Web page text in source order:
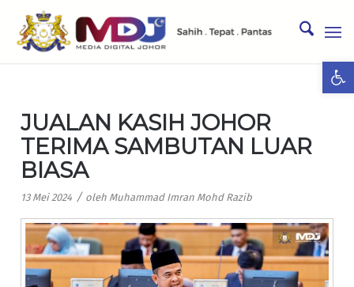
JUALAN KASIH JOHOR
TERIMA SAMBUTAN LUAR
BIASA
13 Mei 2024 / oleh Muhammad Imran Mohd Razib